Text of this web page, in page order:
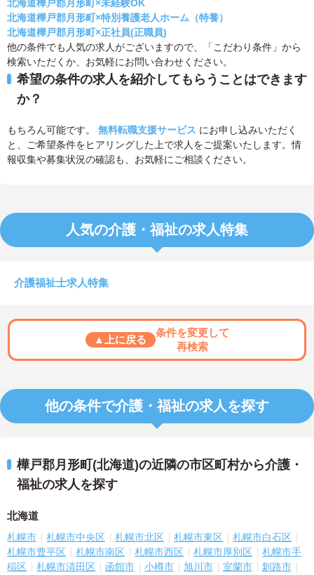
北海道樺戸郡月形町×未経験OK
北海道樺戸郡月形町×特別養護老人ホーム（特養）
北海道樺戸郡月形町×正社員(正職員)
他の条件でも人気の求人がございますので、「こだわり条件」から
検索いただくか、お気軽にお問い合わせください。
希望の条件の求人を紹介してもらうことはできます
か？
もちろん可能です。 無料転職支援サービス にお申し込みいただく
と、ご希望条件をヒアリングした上で求人をご提案いたします。情
報収集や募集状況の確認も、お気軽にご相談ください。
人気の介護・福祉の求人特集
介護福祉士求人特集
▲上に戻る
条件を変更して
再検索
他の条件で介護・福祉の求人を探す
樺戸郡月形町(北海道)の近隣の市区町村から介護・
福祉の求人を探す
北海道
札幌市 札幌市中央区 札幌市北区 札幌市東区
札幌市白石区
札幌市豊平区
札幌市南区 札幌市西区 札幌市厚別区
札幌市手
稲区
札幌市清田区 函館市 小樽市 旭川市 室蘭市
釧路市